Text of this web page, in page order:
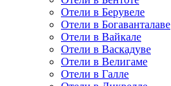
Отели в Берувеле
Отели в Богаванталаве
Отели в Вайкале
Отели в Васкадуве
Отели в Велигаме
Отели в Галле